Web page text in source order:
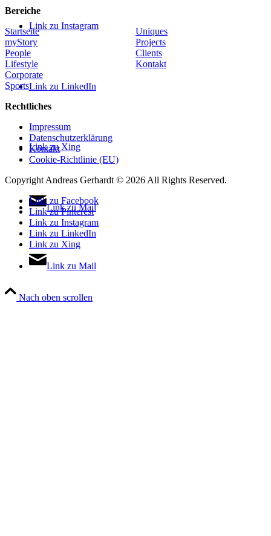
Link zu Instagram
Link zu LinkedIn
Link zu Xing
Link zu Mail
Bereiche
Startseite
myStory
People
Lifestyle
Corporate
Sports
Uniques
Projects
Clients
Kontakt
Rechtliches
Impressum
Datenschutzerklärung
Kontakt
Cookie-Richtlinie (EU)
Copyright Andreas Gerhardt © 2026 All Rights Reserved.
Link zu Facebook
Link zu Pinterest
Link zu Instagram
Link zu LinkedIn
Link zu Xing
Link zu Mail
Nach oben scrollen